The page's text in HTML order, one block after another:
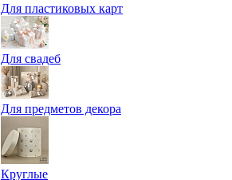
Для пластиковых карт
Для свадеб
Для предметов декора
Круглые